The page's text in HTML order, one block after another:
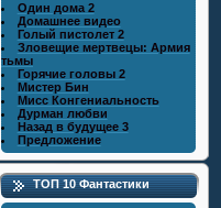
Один дома 2
Домашнее видео
Голый пистолет 2
Зловещие мертвецы: Армия
тьмы
Горячие головы 2
Мистер Бин
Мисс Конгениальность
Дурман любви
Назад в будущее 3
Предложение
ТОП 10 Фантастики